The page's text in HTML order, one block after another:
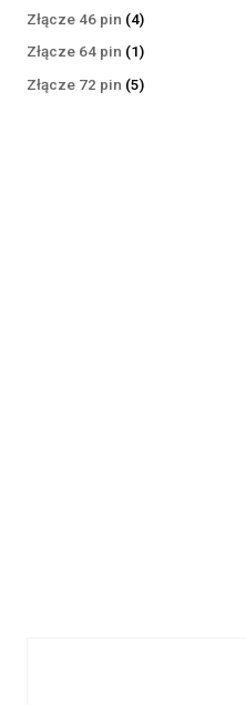
produkty
Złącze 46 pin 44
produkty
Złącze 64 pin 11
produkt
Złącze 72 pin 55